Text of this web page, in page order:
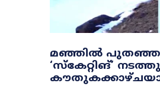
മഞ്ഞിൽ പുതഞ്ഞ
‘സ്കേറ്റിങ്’